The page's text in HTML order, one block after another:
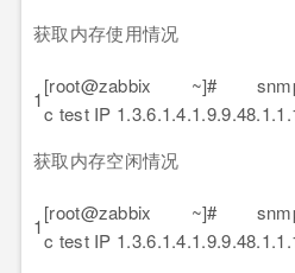
获取内存使用情况
1
[root@zabbix ~]#
c test IP
获取内存空闲情况
1
[root@zabbix ~]#
c test IP